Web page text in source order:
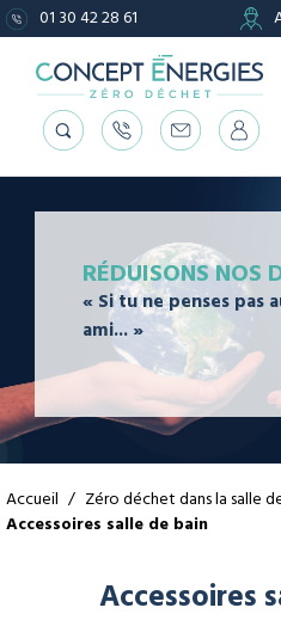
01 30 42 28 61
RÉDUISONS NOS
« Si tu ne penses pas
ami... »
Accueil / Zéro déchet dans la salle
Accessoires salle de bain
Accessoires